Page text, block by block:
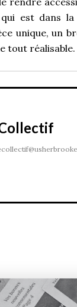
est dans
unique, un
tout réalisable.